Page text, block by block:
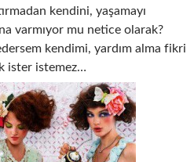
kendini, yaşamayı
varmıyor mu netice olarak?
kendimi, yardım alma fikri
ister istemez…